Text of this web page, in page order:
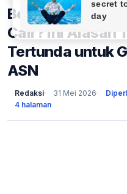
Beda Nasib,
Cair? Ini Alasan
Tertunda untuk
ASN
Redaksi 31 Mei 2026
4 halaman